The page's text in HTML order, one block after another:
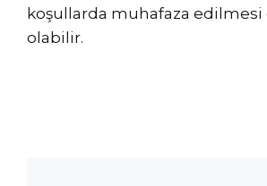
koşullarda muhafaza edilmesi
olabilir.